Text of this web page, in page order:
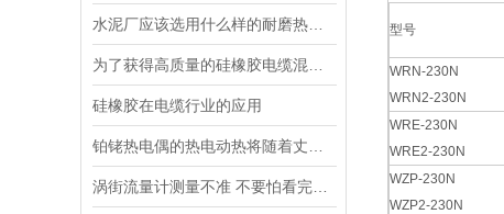
硅橡胶在电缆行业的应用
型号
WRN-230N
WRN2-230N
WRE-230N
WRE2-230N
WZP-230N
WZP2-230N